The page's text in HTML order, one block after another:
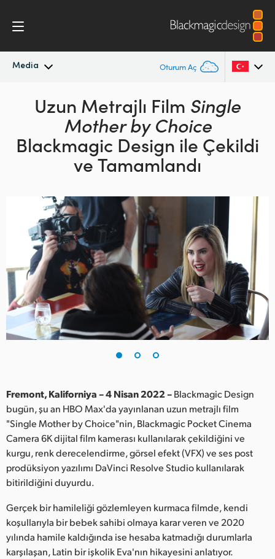
Media Oturum Aç
En Son HaberlerArgentina
Australia
Austria
Canada
China
Denmark
Finland
France
Germany
India
Italy
Japan
Korea
Malaysia
Netherlands
Uzun Metrajlı Film Single
Mother by Choice
Blackmagic Design ile Çekildi
ve Tamamlandı
Fremont, Kaliforniya – 4 Nisan 2022 –Blackmagic Design
bugün, şu an HBO Max'da yayınlanan uzun metrajlı film
"Single Mother by Choice"nin, Blackmagic Pocket Cinema
Camera 6K dijital film kamerası kullanılarak çekildiğini ve
kurgu, renk derecelendirme, görsel efekt (VFX) ve ses post
prodüksiyon yazılımı DaVinci Resolve Studio kullanılarak
bitirildiğini duyurdu.
Gerçek bir hamileliği gözlemleyen kurmaca filmde, kendi
koşullarıyla bir bebek sahibi olmaya karar veren ve 2020
yılında hamile kaldığında ise hesaba katmadığı durumlarla
karşılaşan, Latin bir işkolik Eva'nın hikayesini anlatıyor.